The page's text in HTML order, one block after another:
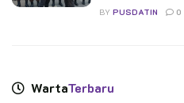
BY PUSDATIN 0
WartaTerbaru